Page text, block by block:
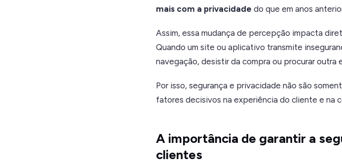
mais com a privacidade do que em anos
Assim, essa mudança de percepção impacta
Quando um site ou aplicativo transmite
navegação, desistir da compra ou procurar outra
Por isso, segurança e privacidade não são
fatores decisivos na experiência do cliente e na
A importância de garantir a
clientes